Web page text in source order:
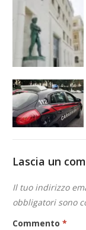
Lascia un
Il tuo indirizzo
obbligatori sono
Commento*